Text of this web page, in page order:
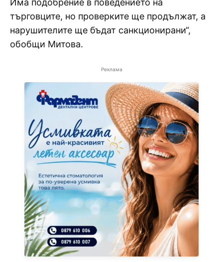
Има подобрение в поведението на
търговците, но проверките ще продължат, а
нарушителите ще бъдат санкционирани“,
обобщи Митова.
Реклама